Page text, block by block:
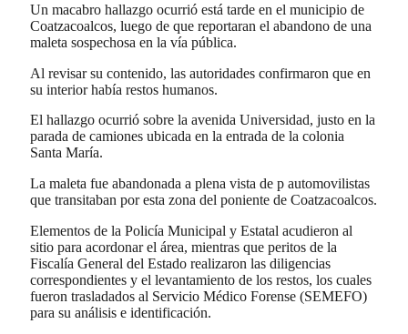
Un macabro hallazgo ocurrió está tarde en el municipio de
Coatzacoalcos, luego de que reportaran el abandono de una
maleta sospechosa en la vía pública.
Al revisar su contenido, las autoridades confirmaron que en
su interior había restos humanos.
El hallazgo ocurrió sobre la avenida Universidad, justo en la
parada de camiones ubicada en la entrada de la colonia
Santa María.
La maleta fue abandonada a plena vista de p automovilistas
que transitaban por esta zona del poniente de Coatzacoalcos.
Elementos de la Policía Municipal y Estatal acudieron al
sitio para acordonar el área, mientras que peritos de la
Fiscalía General del Estado realizaron las diligencias
correspondientes y el levantamiento de los restos, los cuales
fueron trasladados al Servicio Médico Forense (SEMEFO)
para su análisis e identificación.